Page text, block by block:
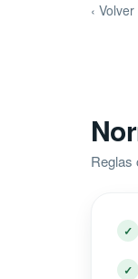
‹
Reglas
✓
✓